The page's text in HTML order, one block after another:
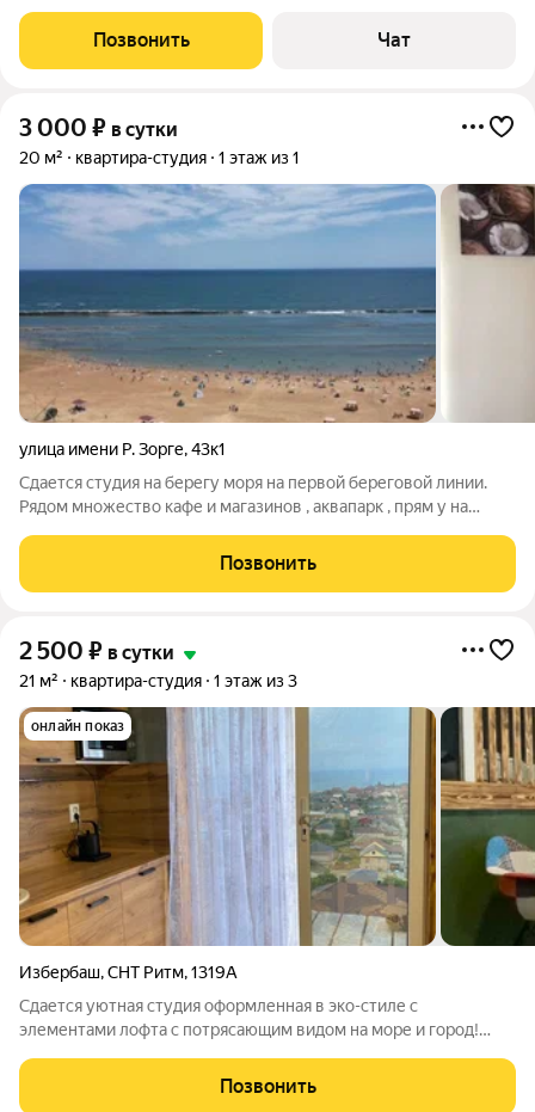
Позвонить Чат
3 000 ₽ в сутки
20 м² квартира-студия 1 этаж из 1
улица имени Р. Зорге,43к1
Сдается студия на берегу моря на первой береговой линии.
Рядом множество кафе и магазинов , аквапарк , прям у на
черный источник . Все необходимое для отдыха имеется
Позвонить
2 500 ₽ в сутки
21 м² квартира-студия 1 этаж из 3
онлайн показ
Избербаш,СНТ Ритм,1319А
Сдается уютная студия оформленная в эко-стиле с
элементами лофта с потрясающим видом на море и город!
туда, предусмотрена деревянная лестница-трап. Идеальный
выбор как для короткого отпуска,
Позвонить